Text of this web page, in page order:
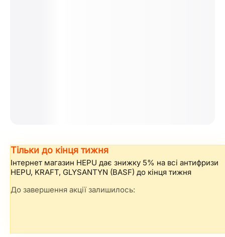
Тільки до кінця тижня
Інтернет магазин HEPU дає знижку 5% на всі антифризи
HEPU, KRAFT, GLYSANTYN (BASF) до кінця тижня
До завершення акції залишилось: